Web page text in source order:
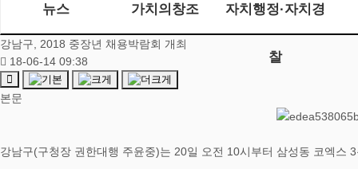
뉴스 가치의창조 자치행정·자치경
찰
강남구, 2018 중장년 채용박람회 개최
18-06-14 09:38
본문
강남구(구청장 권한대행 주윤중)는 20일 오전 10시부터 삼성동 코엑스